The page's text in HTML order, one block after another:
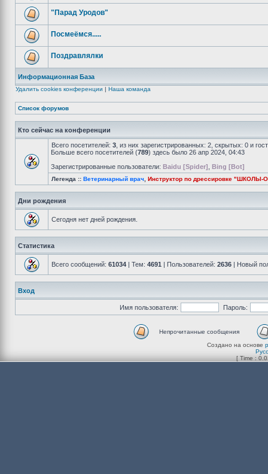
"Парад Уродов"
Посмеёмся.....
Поздравлялки
Информационная База
Удалить cookies конференции | Наша команда
Список форумов
Кто сейчас на конференции
Всего посетителей: 3 , из них зарегистрированных: 2, скрытых: 0 и
Больше всего посетителей (789) здесь было 26 апр 2024, 04:43
Зарегистрированные пользователи: Baidu [Spider] Bing [Bot]
Легенда :: Ветеринарный врач Инструктор по дрессировке "ШКОЛЫ-
Дни рождения
Сегодня нет дней рождения.
Статистика
Всего сообщений: 61034 | Тем: 4691 | Пользователей: 2636 | Новый
Вход
Имя пользователя: Пароль:
Непрочитанные сообщения
Создано на основе
[ Time :